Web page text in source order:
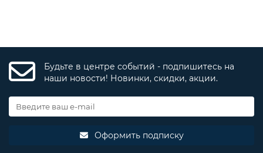
Будьте в центре событий - подпишитесь на
наши новости! Новинки, скидки, акции.
Оформить подписку